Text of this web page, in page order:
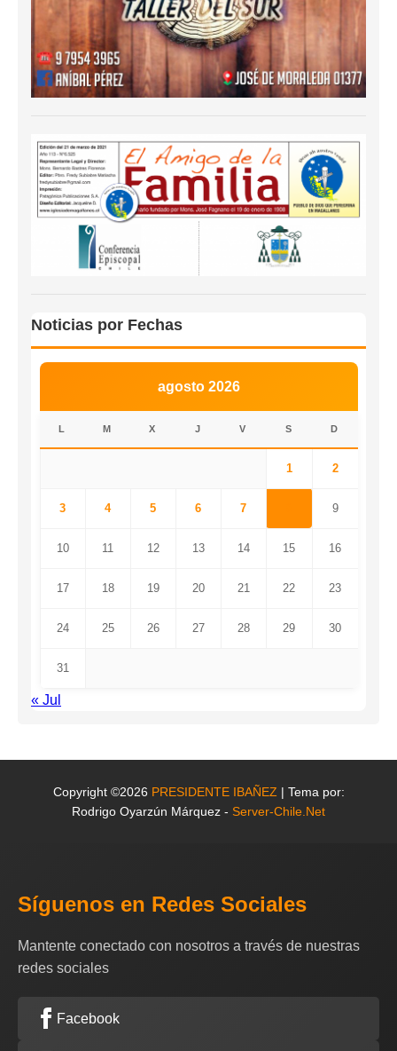
Noticias por Fechas
agosto 2026
L M X J V S D
1 2
3 4 5 6 7 9
10 11 12 13 14 15 16
17 18 19 20 21 22 23
24 25 26 27 28 29 30
31
« Jul
Copyright ©2026 PRESIDENTE IBAÑEZ | Tema por:
Rodrigo Oyarzún Márquez - Server-Chile.Net
Síguenos en Redes Sociales
Mantente conectado con nosotros a través de nuestras
redes sociales
Facebook